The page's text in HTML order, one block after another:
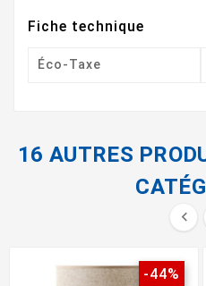
Fiche technique
Éco-Taxe
16 AUTRES

-44%